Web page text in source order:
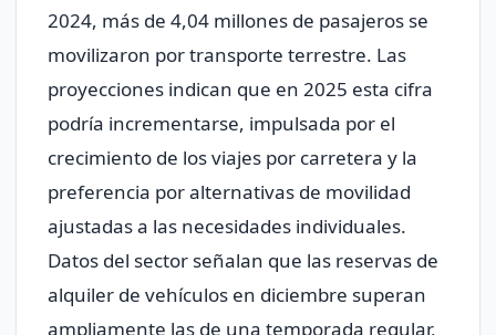
2024, más de 4,04 millones de pasajeros se
movilizaron por transporte terrestre. Las
proyecciones indican que en 2025 esta cifra
podría incrementarse, impulsada por el
crecimiento de los viajes por carretera y la
preferencia por alternativas de movilidad
ajustadas a las necesidades individuales.
Datos del sector señalan que las reservas de
alquiler de vehículos en diciembre superan
ampliamente las de una temporada regular,